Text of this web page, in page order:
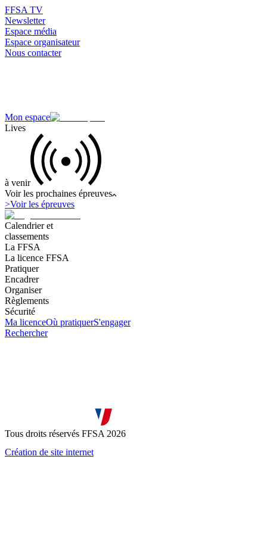
FFSA TV
Newsletter
Espace média
Espace organisateur
Nous contacter
Mon espace
Lives
à venir
Voir les prochaines épreuves
>Voir les épreuves
Calendrier et
classements
La FFSA
La licence FFSA
Pratiquer
Encadrer
Organiser
Règlements
Sécurité
Ma licenceOù pratiquerS'engager
Rechercher
Tous droits réservés FFSA 2026
Création de site internet